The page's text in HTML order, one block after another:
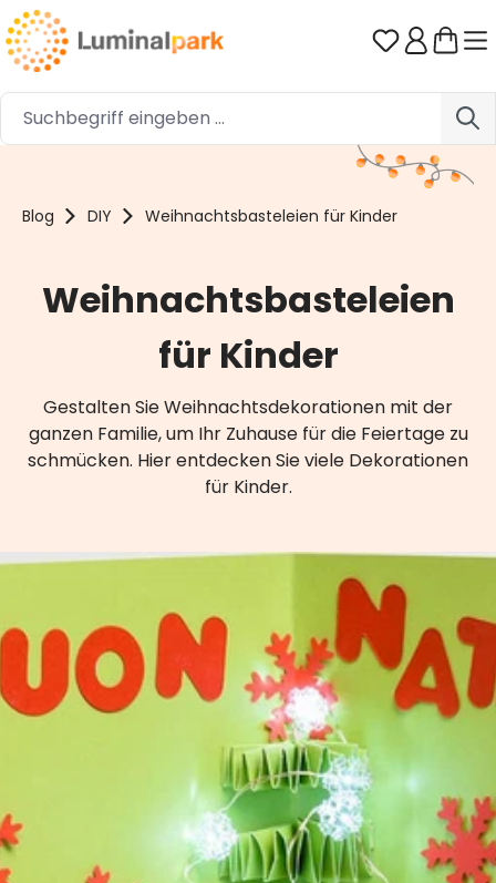
Zum Hauptinhalt springen Du hast 0
Blog DIY Weihnachtsbasteleien für Kinder
Weihnachtsbasteleien
für Kinder
Gestalten Sie Weihnachtsdekorationen mit der
ganzen Familie, um Ihr Zuhause für die Feiertage zu
schmücken. Hier entdecken Sie viele Dekorationen
für Kinder.